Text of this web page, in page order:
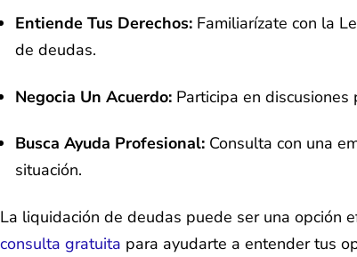
Entiende Tus Derechos: Familiarízate con la
de deudas.
Negocia Un Acuerdo: Participa en
Busca Ayuda Profesional: Consulta con una
situación.
La liquidación de deudas puede ser una opción
consulta gratuita para ayudarte a entender tus